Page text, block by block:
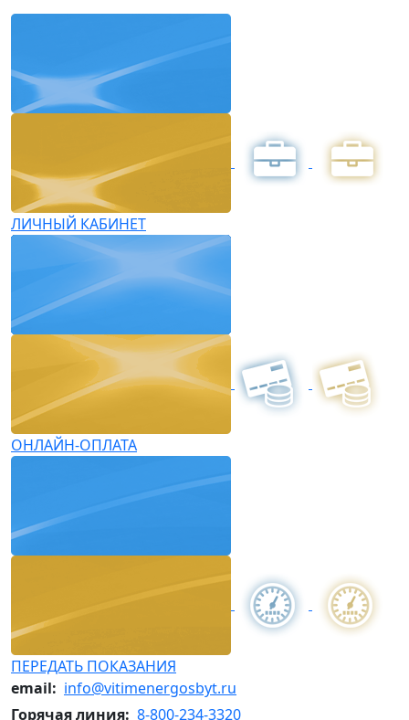
ЛИЧНЫЙ КАБИНЕТ
ОНЛАЙН-ОПЛАТА
ПЕРЕДАТЬ ПОКАЗАНИЯ
email: info@vitimenergosbyt.ru
Горячая линия: 8-800-234-3320